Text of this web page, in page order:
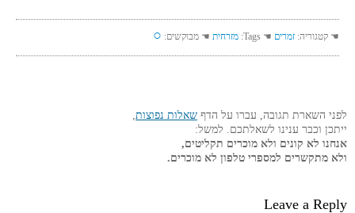
☚ קטגוריה: זמרים ☚ Tags: מזרחית ☚ מבוקשים: ○
לפני השארת תגובה, עברו על הדף שאלות נפוצות,
ייתכן וכבר ענינו לשאלתכם. למשל:
אנחנו לא קונים ולא מוכרים תקליטים,
ולא מתקשרים למספרי טלפון לא מוכרים.
Leave a Reply